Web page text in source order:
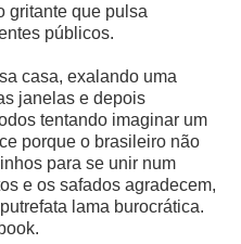
gritante que pulsa
públicos.
casa, exalando uma
janelas e depois
tentando imaginar um
porque o brasileiro não
para se unir num
e os safados agradecem,
lama burocrática.